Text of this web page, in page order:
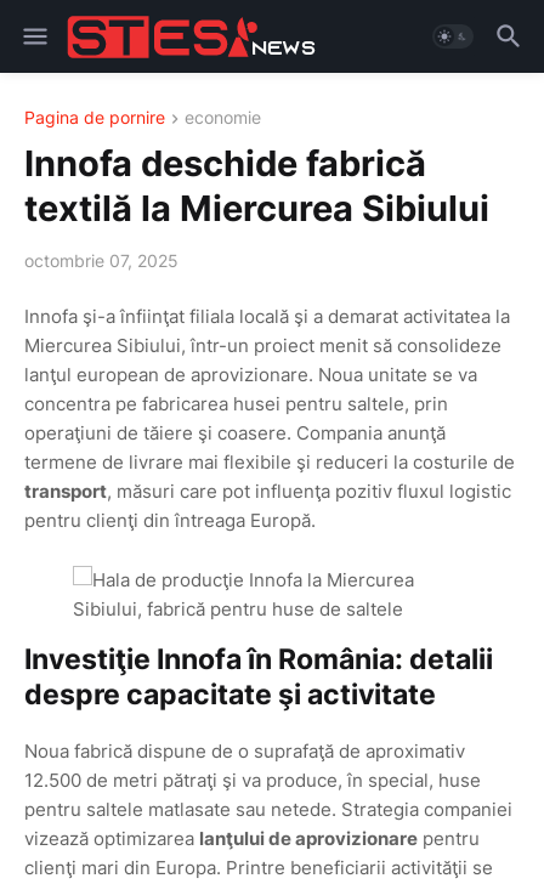
Pagina de pornire economie
Innofa deschide fabrică
textilă la Miercurea Sibiului
octombrie 07, 2025
Innofa şi-a înfiinţat filiala locală şi a demarat activitatea la
Miercurea Sibiului, într-un proiect menit să consolideze
lanţul european de aprovizionare. Noua unitate se va
concentra pe fabricarea husei pentru saltele, prin
operaţiuni de tăiere şi coasere. Compania anunţă
termene de livrare mai flexibile şi reduceri la costurile de
transport, măsuri care pot influenţa pozitiv fluxul logistic
pentru clienţi din întreaga Europă.
Investiţie Innofa în România: detalii
despre capacitate şi activitate
Noua fabrică dispune de o suprafaţă de aproximativ
12.500 de metri pătraţi şi va produce, în special, huse
pentru saltele matlasate sau netede. Strategia companiei
vizează optimizarea lanţului de aprovizionare pentru
clienţi mari din Europa. Printre beneficiarii activităţii se